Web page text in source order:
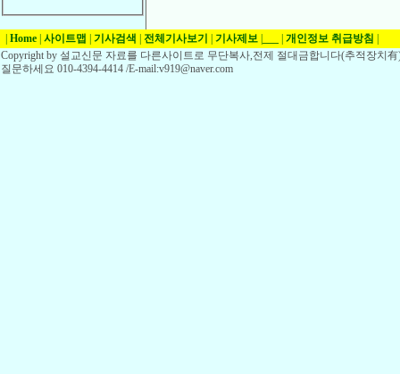
Home 사이트맵 기사검색 전체기사보기 기사제보 개인정보 취급방침
Copyright by 설교신문 자료를 다른사이트로 무단복사,전제 절대금합니다(추적장치
질문하세요 010-4394-4414 /E-mail:v919@naver.com